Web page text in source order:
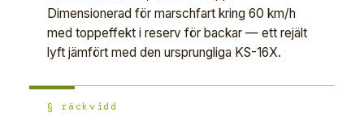
Dimensionerad för marschfart kring 60 km/h
med toppeffekt i reserv för backar — ett rejält
lyft jämfört med den ursprungliga KS-16X.
§ räckvidd